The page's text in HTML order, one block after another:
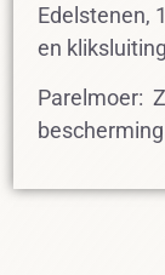
Edelstenen,
en
Parelmoer:
bescherming